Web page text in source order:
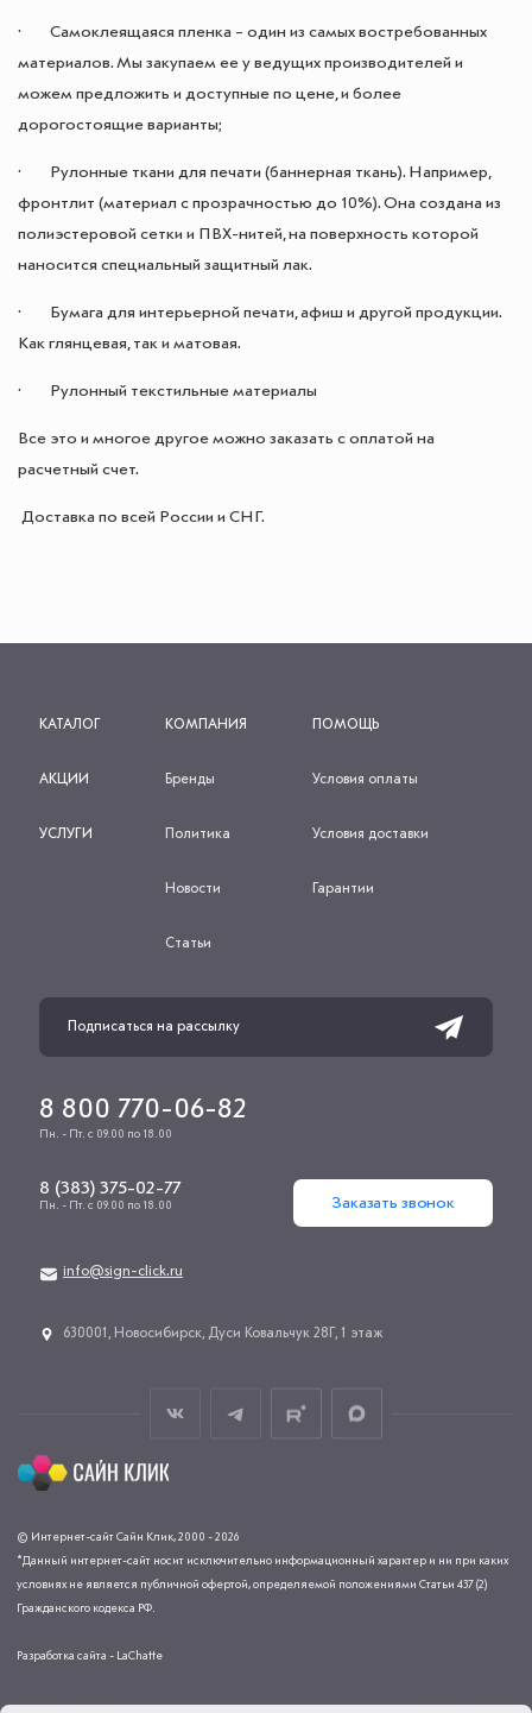
· Самоклеящаяся пленка – один из самых востребованных
материалов. Мы закупаем ее у ведущих производителей и
можем предложить и доступные по цене, и более
дорогостоящие варианты;
· Рулонные ткани для печати (баннерная ткань). Например,
фронтлит (материал с прозрачностью до 10%). Она создана из
полиэстеровой сетки и ПВХ-нитей, на поверхность которой
наносится специальный защитный лак.
· Бумага для интерьерной печати, афиш и другой продукции.
Как глянцевая, так и матовая.
· Рулонный текстильные материалы
Все это и многое другое можно заказать с оплатой на
расчетный счет.
Доставка по всей России и СНГ.
КАТАЛОГ
АКЦИИ
УСЛУГИ
КОМПАНИЯ
Бренды
Политика
Новости
Статьи
ПОМОЩЬ
Условия оплаты
Условия доставки
Гарантии
8 800 770-06-82
Пн. - Пт. с 09.00 по 18.00
8 (383) 375-02-77
Пн. - Пт. с 09.00 по 18.00 Заказать звонок
info@sign-click.ru
​630001, Новосибирск, Дуси Ковальчук 28Г, 1 этаж
© Интернет-сайт Сайн Клик, 2000 - 2026
*Данный интернет-сайт носит исключительно информационный характер и ни при каких
условиях не является публичной офертой, определяемой положениями Статьи 437 (2)
Гражданского кодекса РФ.
Разработка сайта - LaChatte